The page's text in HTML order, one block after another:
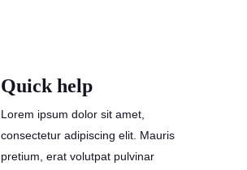
Quick help
Lorem ipsum dolor sit amet,
consectetur adipiscing elit. Mauris
pretium, erat volutpat pulvinar